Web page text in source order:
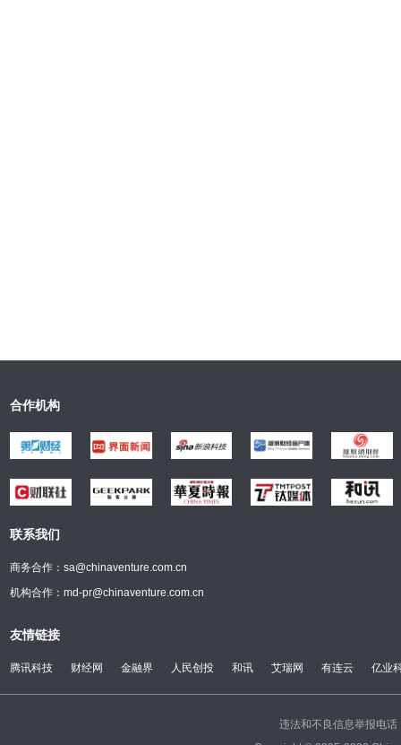
合作机构
联系我们
商务合作：sa@chinaventure.com.cn
机构合作：md-pr@chinaventure.com.cn
友情链接
腾讯科技 财经网 金融界 人民创投 和讯 艾瑞网 有连云 亿业
违法和不良信息举报电